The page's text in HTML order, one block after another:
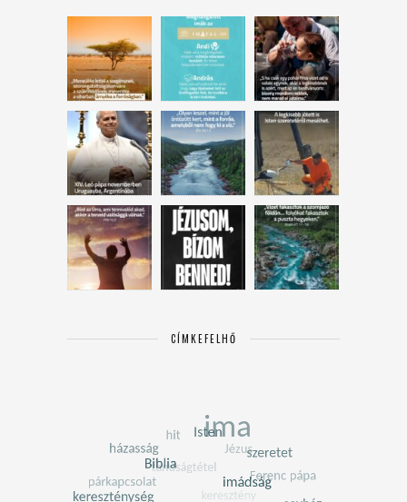
CÍMKEFELHŐ